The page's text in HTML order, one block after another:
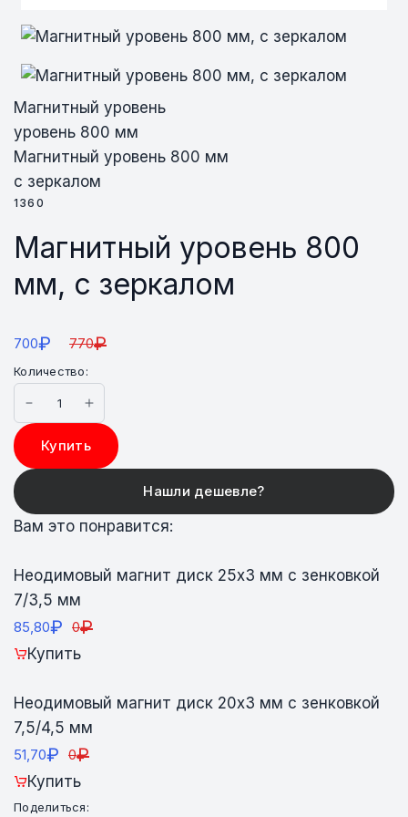
Магнитный уровень
уровень 800 мм
Магнитный уровень 800 мм
с зеркалом
1360
Магнитный уровень 800
мм, с зеркалом
700₽ 770₽
Количество:
Купить
Вам это понравится:
Неодимовый магнит диск 25х3 мм с зенковкой
7/3,5 мм
85,80₽ 0₽
Купить
Неодимовый магнит диск 20х3 мм с зенковкой
7,5/4,5 мм
51,70₽ 0₽
Купить
Поделиться: